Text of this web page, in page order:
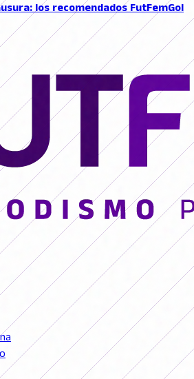
los recomendados FutFemGol
los derechos reservados.